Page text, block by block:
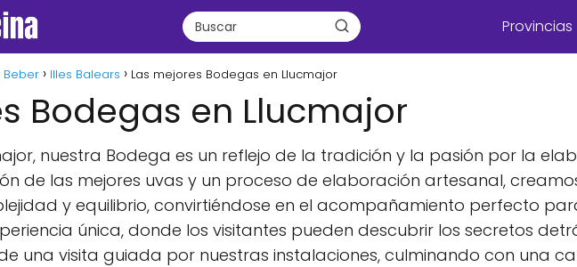
Provincias
Beber Illes Balears Las mejores Bodegas en Llucmajor
Bodegas en Llucmajor
nuestra Bodega es un reflejo de la tradición y la pasión por la
de las mejores uvas y un proceso de elaboración artesanal,
y equilibrio, convirtiéndose en el acompañamiento perfecto
única, donde los visitantes pueden descubrir los secretos
una visita guiada por nuestras instalaciones, culminando con una